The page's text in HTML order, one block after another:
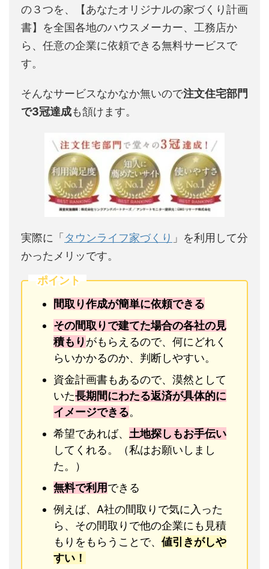
の３つを、【あなたオリジナルの家づくり計画
書】を全国各地のハウスメーカー、工務店か
ら、任意の企業に依頼できる無料サービスで
す。
そんなサービスなかなか無いので注文住宅部門
で3冠達成も頷けます。
実際に「タウンライフ家づくり 」を利用して分
かったメリッです。
ポイント
間取り作成が簡単に依頼できる
その間取りで建てた場合の各社の見
積もりがもらえるので、何にどれく
らいかかるのか、判断しやすい。
資金計画書もあるので、漠然として
いた長期間にわたる返済が具体的に
イメージできる。
希望であれば、 土地探しもお手伝い
してくれる。（私はお願いしまし
た。）
無料で利用できる
例えば、A社の間取りで気に入った
ら、その間取りで他の企業にも見積
もりをもらうことで、 値引きがしや
すい！